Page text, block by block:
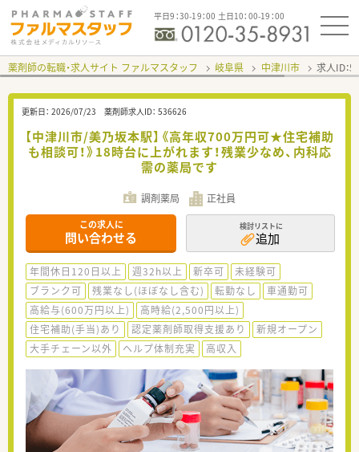
平日9：30-19：00 土日10：00-19：00
薬剤師の転職・求人サイト ファルマスタッフ 岐阜県 中津川市 求人ID：
更新日： 2026/07/23 薬剤師求人ID： 536626
【中津川市/美乃坂本駅】《高年収700万円可★住宅補助
も相談可！》18時台に上がれます！残業少なめ、内科応
需の薬局です
調剤薬局 正社員
この求人に
問い合わせる
検討リストに
追加
年間休日120日以上 週32h以上 新卒可
未経験可
ブランク可
残業なし(ほぼなし含む) 転勤なし
車通勤可
高給与(600万円以上)
高時給(2,500円以上)
住宅補助(手当)あり
認定薬剤師取得支援あり
新規オープン
大手チェーン以外
ヘルプ体制充実 高収入